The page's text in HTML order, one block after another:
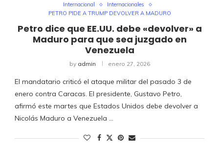
Internacional
Internacionales
PETRO PIDE A TRUMP DEVOLVER A MADURO
Petro dice que EE.UU. debe «devolver» a
Maduro para que sea juzgado en
Venezuela
by admin enero 27, 2026
El mandatario criticó el ataque militar del pasado 3 de
enero contra Caracas. El presidente, Gustavo Petro,
afirmó este martes que Estados Unidos debe devolver a
Nicolás Maduro a Venezuela …